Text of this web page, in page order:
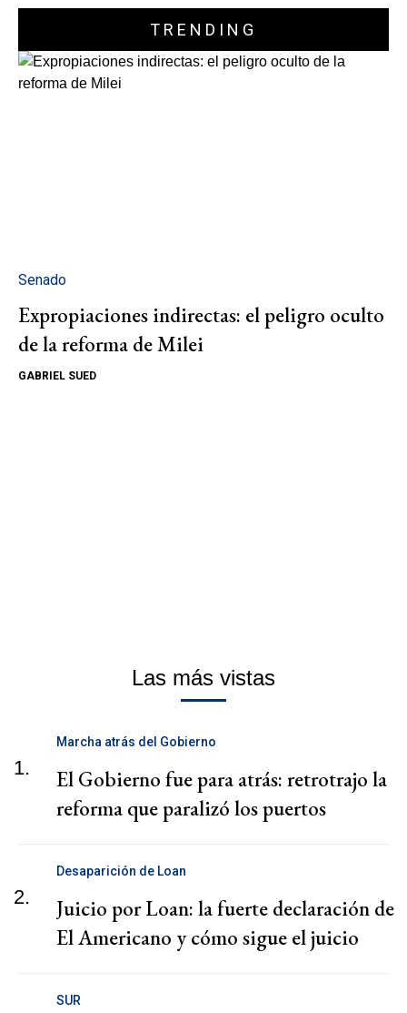
TRENDING
Senado
Expropiaciones indirectas: el peligro oculto
de la reforma de Milei
GABRIEL SUED
Las más vistas
1.
Marcha atrás del Gobierno
El Gobierno fue para atrás: retrotrajo la
reforma que paralizó los puertos
2.
Desaparición de Loan
Juicio por Loan: la fuerte declaración de
El Americano y cómo sigue el juicio
SUR